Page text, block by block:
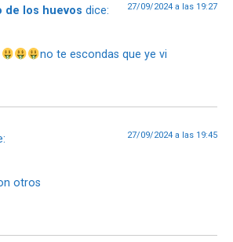
de los huevos dice: 27/09/2024 a las 19:27
no te escondas que ye vi
27/09/2024 a las 19:45
otros